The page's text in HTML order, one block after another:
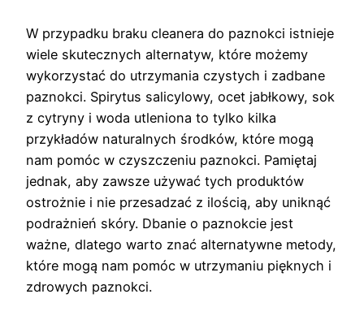
W przypadku braku cleanera do paznokci istnieje
wiele skutecznych alternatyw, które możemy
wykorzystać do utrzymania czystych i zadbane
paznokci. Spirytus salicylowy, ocet jabłkowy, sok
z cytryny i woda utleniona to tylko kilka
przykładów naturalnych środków, które mogą
nam pomóc w czyszczeniu paznokci. Pamiętaj
jednak, aby zawsze używać tych produktów
ostrożnie i nie przesadzać z ilością, aby uniknąć
podrażnień skóry. Dbanie o paznokcie jest
ważne, dlatego warto znać alternatywne metody,
które mogą nam pomóc w utrzymaniu pięknych i
zdrowych paznokci.